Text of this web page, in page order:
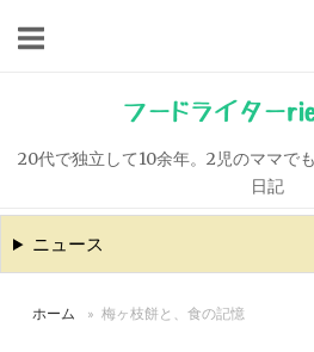
キ
ッ
フードライター
20代で独立して10余年。2児のママで
日記
ニュース
ホーム » 梅ヶ枝餅と、食の記憶